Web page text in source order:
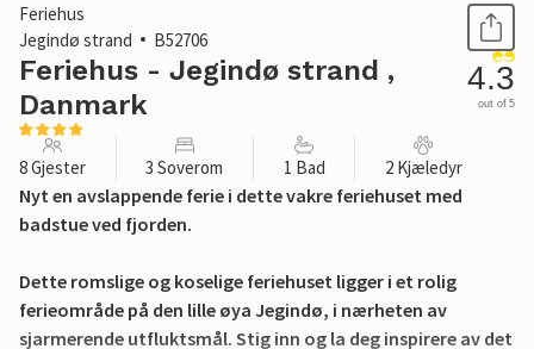
Feriehus
Jegindø strand
B52706
Feriehus - Jegindø strand ,
Danmark
4.3
out of 5
8 Gjester 3 Soverom 1 Bad 2 Kjæledyr
Nyt en avslappende ferie i dette vakre feriehuset med
badstue ved fjorden.
Dette romslige og koselige feriehuset ligger i et rolig
ferieområde på den lille øya Jegindø, i nærheten av
sjarmerende utfluktsmål. Stig inn og la deg inspirere av det